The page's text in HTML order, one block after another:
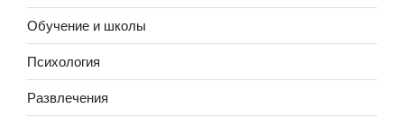
Обучение и школы
Психология
Развлечения